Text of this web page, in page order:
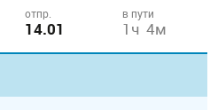
отпр.
14.01
в пути
1ч 4м